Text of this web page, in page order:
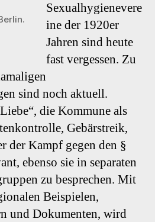
Sexualhygienevere
ine der 1920er
Jahren sind heute
fast vergessen. Zu
sind noch aktuell.
die Kommune als
Gebärstreik,
der Kampf gegen den §
ebenso sie in separaten
zu besprechen. Mit
Beispielen,
und Dokumenten, wird